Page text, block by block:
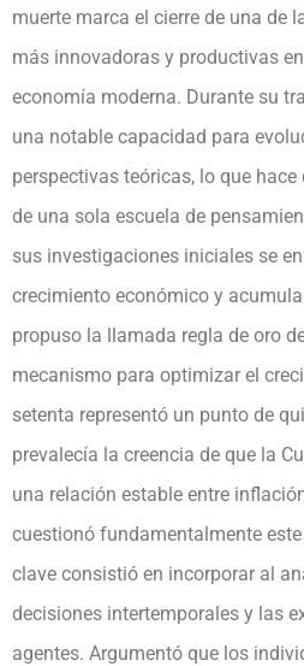
muerte marca el cierre de una de
más innovadoras y productivas
economía moderna. Durante su
una notable capacidad para
perspectivas teóricas, lo que
de una sola escuela de
sus investigaciones iniciales se
crecimiento económico y
propuso la llamada regla de oro
mecanismo para optimizar el
setenta representó un punto de
prevalecía la creencia de que la
una relación estable entre
cuestionó fundamentalmente
clave consistió en incorporar al
decisiones intertemporales y las
agentes. Argumentó que los